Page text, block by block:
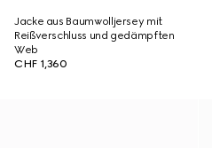
Jacke aus Baumwolljersey mit
Reißverschluss und gedämpften
Web
CHF 1,360